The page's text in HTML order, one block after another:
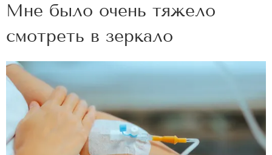
Мне было очень тяжело
смотреть в зеркало